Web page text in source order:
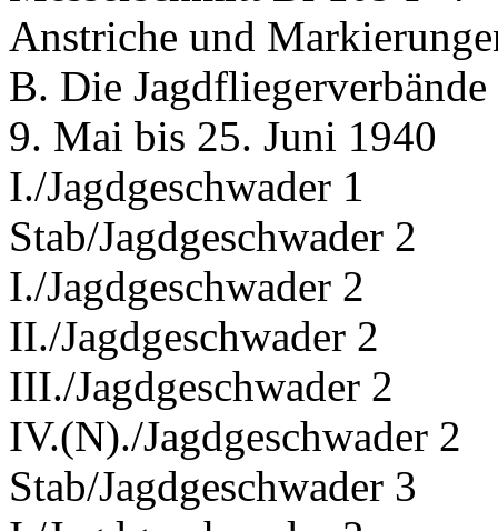
Anstriche und
B. Die
9. Mai bis 25. Juni 1940
I./Jagdgeschwader 1
Stab/Jagdgeschwader 2
I./Jagdgeschwader 2
II./Jagdgeschwader 2
III./Jagdgeschwader 2
IV.(N)./Jagdgeschwader 2
Stab/Jagdgeschwader 3